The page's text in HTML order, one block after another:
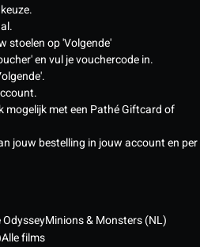
stoelen op 'Volgende'
en vul je vouchercode in.
mogelijk met een Pathé Giftcard of
jouw bestelling in jouw account en per
OdysseyMinions & Monsters (NL)
Alle films